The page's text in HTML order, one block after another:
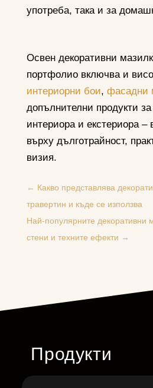
употреба, така и за
Освен декоративни
портфолио включва и
интериорни бои, фасадни
допълнителни продукти
интериора и екстериора –
върху дълготрайност,
визия.
← Какво представлява
травертин и къде се използва
Най-популярните декоративни
стени и техните ефекти →
Продукти